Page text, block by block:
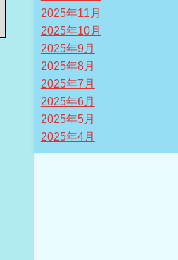
2025年11月
2025年10月
2025年9月
2025年8月
2025年7月
2025年6月
2025年5月
2025年4月